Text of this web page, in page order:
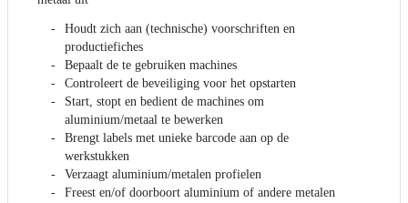
Houdt zich aan (technische) voorschriften en
productiefiches
Bepaalt de te gebruiken machines
Controleert de beveiliging voor het opstarten
Start, stopt en bedient de machines om
aluminium/metaal te bewerken
Brengt labels met unieke barcode aan op de
werkstukken
Verzaagt aluminium/metalen profielen
Freest en/of doorboort aluminium of andere metalen